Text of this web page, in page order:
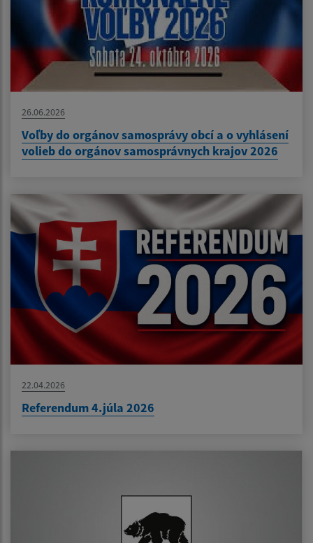
26.06.2026
Voľby do orgánov samosprávy obcí a o vyhlásení
volieb do orgánov samosprávnych krajov 2026
22.04.2026
Referendum 4.júla 2026